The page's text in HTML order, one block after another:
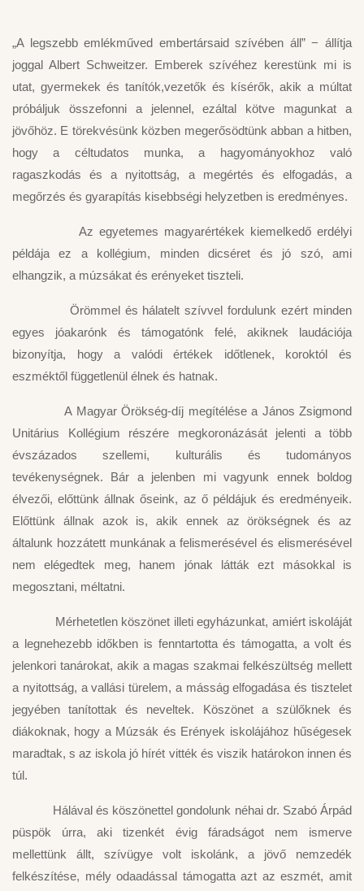
„A legszebb emlékműved embertársaid szívében áll” − állítja
joggal Albert Schweitzer. Emberek szívéhez kerestünk mi is
utat, gyermekek és tanítók,vezetők és kísérők, akik a múltat
próbáljuk összefonni a jelennel, ezáltal kötve magunkat a
jövőhöz. E törekvésünk közben megerősödtünk abban a hitben,
hogy a céltudatos munka, a hagyományokhoz való
ragaszkodás és a nyitottság, a megértés és elfogadás, a
megőrzés és gyarapítás kisebbségi helyzetben is eredményes.
Az egyetemes magyarértékek kiemelkedő erdélyi
példája ez a kollégium, minden dicséret és jó szó, ami
elhangzik, a múzsákat és erényeket tiszteli.
Örömmel és hálatelt szívvel fordulunk ezért minden
egyes jóakarónk és támogatónk felé, akiknek laudációja
bizonyítja, hogy a valódi értékek időtlenek, koroktól és
eszméktől függetlenül élnek és hatnak.
A Magyar Örökség-díj megítélése a János Zsigmond
Unitárius Kollégium részére megkoronázását jelenti a több
évszázados szellemi, kulturális és tudományos
tevékenységnek. Bár a jelenben mi vagyunk ennek boldog
élvezői, előttünk állnak őseink, az ő példájuk és eredményeik.
Előttünk állnak azok is, akik ennek az örökségnek és az
általunk hozzátett munkának a felismerésével és elismerésével
nem elégedtek meg, hanem jónak látták ezt másokkal is
megosztani, méltatni.
Mérhetetlen köszönet illeti egyházunkat, amiért iskoláját
a legnehezebb időkben is fenntartotta és támogatta, a volt és
jelenkori tanárokat, akik a magas szakmai felkészültség mellett
a nyitottság, a vallási türelem, a másság elfogadása és tisztelet
jegyében tanítottak és neveltek. Köszönet a szülőknek és
diákoknak, hogy a Múzsák és Erények iskolájához hűségesek
maradtak, s az iskola jó hírét vitték és viszik határokon innen és
túl.
Hálával és köszönettel gondolunk néhai dr. Szabó Árpád
püspök úrra, aki tizenkét évig fáradságot nem ismerve
mellettünk állt, szívügye volt iskolánk, a jövő nemzedék
felkészítése, mély odaadással támogatta azt az eszmét, amit